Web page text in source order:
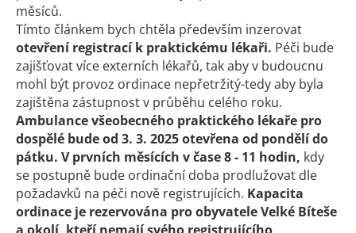
měsíců.
Tímto článkem bych chtěla především inzerovat
otevření registracík praktickému lékaři. Péči bude
zajišťovat více externích lékařů, tak aby v budoucnu
mohl být provoz ordinace nepřetržitý-tedy aby byla
zajištěna zástupnost v průběhu celého roku.
Ambulance všeobecného praktického lékaře pro
dospělé bude od 3. 3. 2025 otevřena od pondělí do
pátku. V prvních měsících v čase 8 - 11 hodin, kdy
se postupně bude ordinační doba prodlužovat dle
požadavků na péči nově registrujících. Kapacita
ordinace je rezervována pro obyvatele Velké Bíteše